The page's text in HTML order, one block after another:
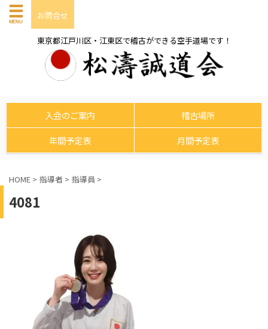
お問合せ
東京都江戸川区・江東区で稽古ができる空手道場です！
入会のご案内
稽古場所
年間予定表
月間予定表
HOME > 指導者 > 指導員 >
4081